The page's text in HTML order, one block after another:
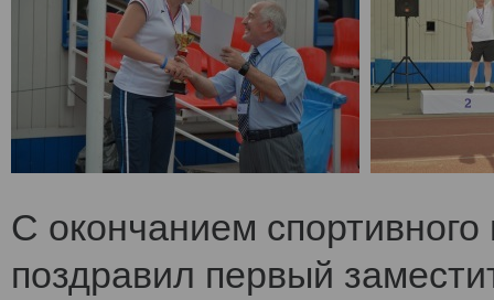
С окончанием
поздравил первый